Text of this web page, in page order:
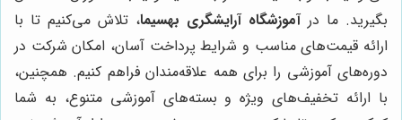
بگیرید. ما درآموزشگاه آرایشگری بهسیما، تلاش می‌کنیم تا با
ارائه قیمت‌های مناسب و شرایط پرداخت آسان، امکان شرکت در
دوره‌های آموزشی را برای همه علاقه‌مندان فراهم کنیم. همچنین،
با ارائه تخفیف‌های ویژه و بسته‌های آموزشی متنوع، به شما